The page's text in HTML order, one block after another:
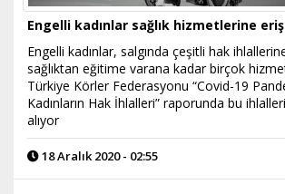
Engelli kadınlar sağlık hizmetlerine
Engelli kadınlar, salgında çeşitli hak
sağlıktan eğitime varana kadar birçok
Türkiye Körler Federasyonu “Covid-19
Kadınların Hak İhlalleri” raporunda bu
alıyor
18 Aralık 2020 - 02:55